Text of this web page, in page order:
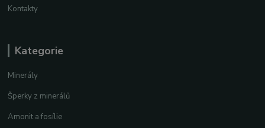
Kontakty
Kategorie
Minerály
Šperky z minerálů
Amonit a fosílie